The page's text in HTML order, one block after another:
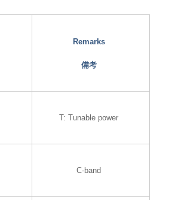
Remarks
備考
T: Tunable power
C-band